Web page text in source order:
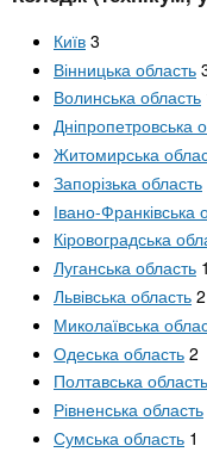
Київ 3
Вінницька область
Волинська область
Дніпропетровська
Житомирська
Запорізька область
Івано-Франківська
Кіровоградська
Луганська область 1
Львівська область 2
Миколаївська
Одеська область 2
Полтавська область
Рівненська область
Сумська область 1